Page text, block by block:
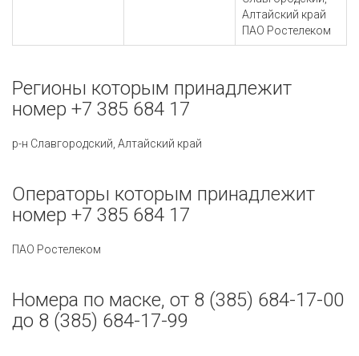
Алтайский край
ПАО Ростелеком
Регионы которым принадлежит
номер +7 385 684 17
р-н Славгородский, Алтайский край
Операторы которым принадлежит
номер +7 385 684 17
ПАО Ростелеком
Номера по маске, от 8 (385) 684-17-00
до 8 (385) 684-17-99